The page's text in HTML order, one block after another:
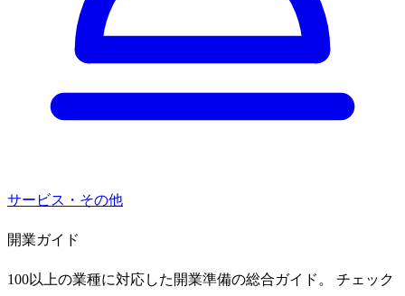
サービス・その他
開業ガイド
100以上の業種に対応した開業準備の総合ガイド。 チェック